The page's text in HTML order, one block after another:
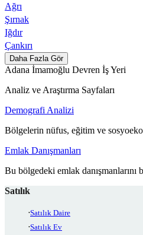
Ağrı
Şırnak
Iğdır
Çankırı
Daha Fazla Gör
Adana İmamoğlu Devren İş Yeri
Analiz ve Araştırma Sayfaları
Demografi Analizi
Bölgelerin nüfus, eğitim ve
Emlak Danışmanları
Bu bölgedeki emlak danışmanlarını
Satılık
Satılık Daire
Satılık Ev